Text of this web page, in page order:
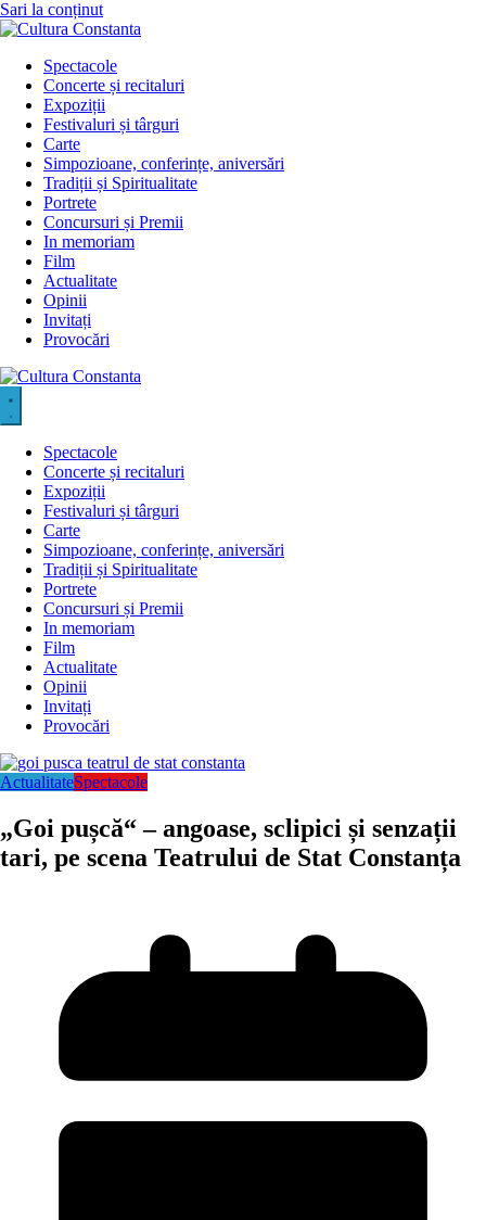
Sari la conținut
Spectacole
Concerte și recitaluri
Expoziții
Festivaluri și târguri
Carte
Simpozioane, conferințe, aniversări
Tradiții și Spiritualitate
Portrete
Concursuri și Premii
In memoriam
Film
Actualitate
Opinii
Invitați
Provocări
Spectacole
Concerte și recitaluri
Expoziții
Festivaluri și târguri
Carte
Simpozioane, conferințe, aniversări
Tradiții și Spiritualitate
Portrete
Concursuri și Premii
In memoriam
Film
Actualitate
Opinii
Invitați
Provocări
ActualitateSpectacole
„Goi pușcă“ – angoase, sclipici și senzații
tari, pe scena Teatrului de Stat Constanța